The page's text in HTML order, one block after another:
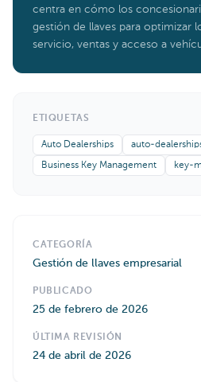
centra en cómo los
gestión de llaves para optimizar
servicio, ventas y acceso a
ETIQUETAS
Auto Dealerships auto-
Business Key Management key-
CATEGORÍA
Gestión de llaves empresarial
PUBLICADO
25 de febrero de 2026
ÚLTIMA REVISIÓN
24 de abril de 2026